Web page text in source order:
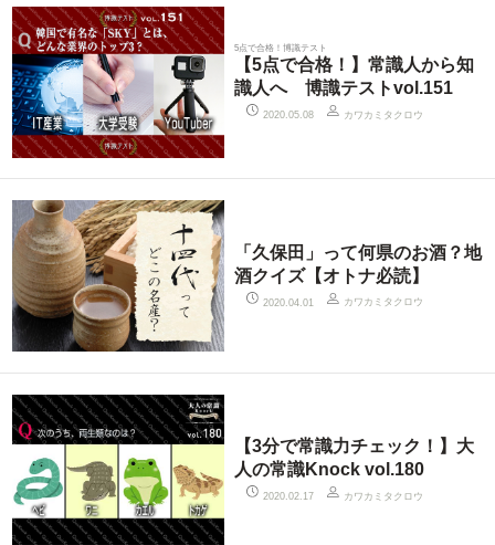
5点で合格！博識テスト
【5点で合格！】常識人から知
識人へ 博識テストvol.151
2020.05.08 カワカミタクロウ
「久保田」って何県のお酒？地
酒クイズ【オトナ必読】
2020.04.01 カワカミタクロウ
【3分で常識力チェック！】大
人の常識Knock vol.180
2020.02.17 カワカミタクロウ